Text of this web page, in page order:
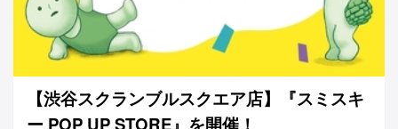
【渋谷スクランブルスクエア店】『スミスキ